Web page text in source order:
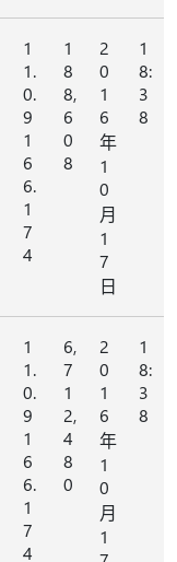
1
1.
0.
9
1
6
6.
1
7
4
1
8
8,
6
0
8
2
0
1
6
年
1
0
月
1
7
日
1
8:
3
8
1
1.
0.
9
1
6
6.
1
7
4
6,
7
1
2,
4
8
0
2
0
1
6
年
1
0
月
1
1
8:
3
8